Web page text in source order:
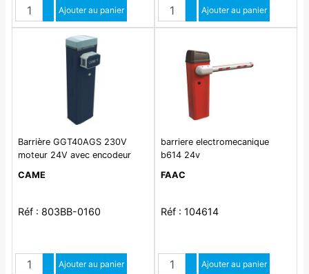
QuantitéAugmenter quantité
Diminuer quantité
Ajouter au panier QuantitéAugmenter quantité
Diminuer quantité
Ajouter au panier
Barrière GGT40AGS 230V
moteur 24V avec encodeur
CAME
Réf : 803BB-0160
QuantitéAugmenter quantité
Diminuer quantité
Ajouter au panier
barriere electromecanique
b614 24v
FAAC
Réf : 104614
QuantitéAugmenter quantité
Diminuer quantité
Ajouter au panier